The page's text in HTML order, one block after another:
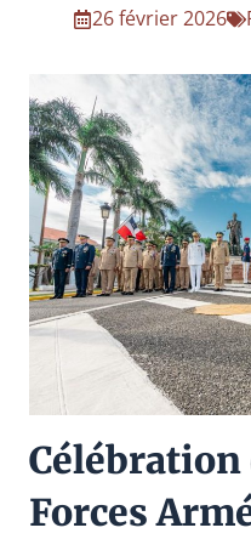
26 février 2026
Célébration
Forces